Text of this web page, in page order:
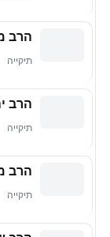
הרב
תיקייה
הרב
תיקייה
הרב
תיקייה